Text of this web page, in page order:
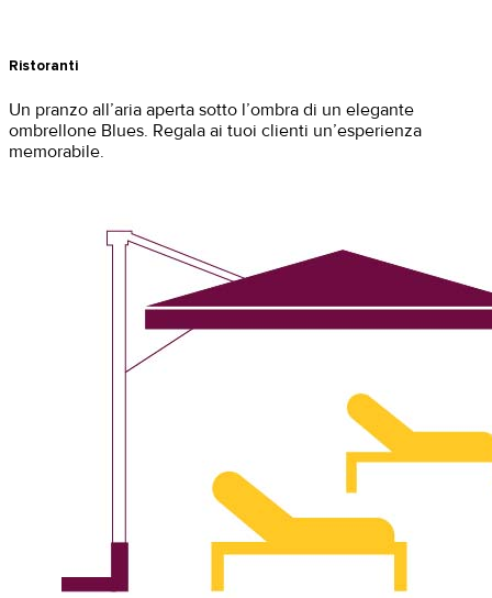
Ristoranti
Un pranzo all’aria aperta sotto l’ombra di un elegante
ombrellone Blues. Regala ai tuoi clienti un’esperienza
memorabile.